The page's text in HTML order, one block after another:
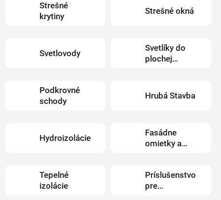
Strešné
krytiny
Strešné okná
Svetlovody
Svetlíky do
plochej
Podkrovné
schody
Hrubá Stavba
Hydroizolácie
Fasádne
omietky a
Tepelné
izolácie
Príslušenstvo
pre